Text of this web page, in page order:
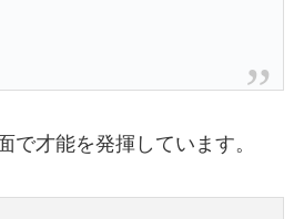
才能を発揮しています。